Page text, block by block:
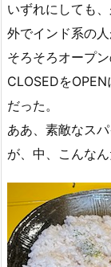
いずれにしても
外でインド系の
そろそろオープ
CLOSEDを
だった。
ああ、素敵なス
が、中、こんな